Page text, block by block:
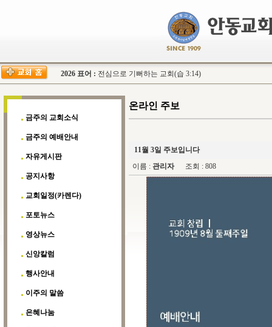
2026 표어 : 전심으로 기뻐하는 교회(습 3:14)
금주의 교회소식
금주의 예배안내
자유게시판
공지사항
교회일정(카렌다)
포토뉴스
영상뉴스
신앙칼럼
행사안내
이주의 말씀
은혜나눔
온라인 주보
11월 3일 주보입니다
이름 : 관리자조회 : 808